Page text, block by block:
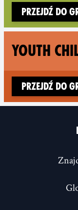
Przejdź do
YOUTH
Przejdź do